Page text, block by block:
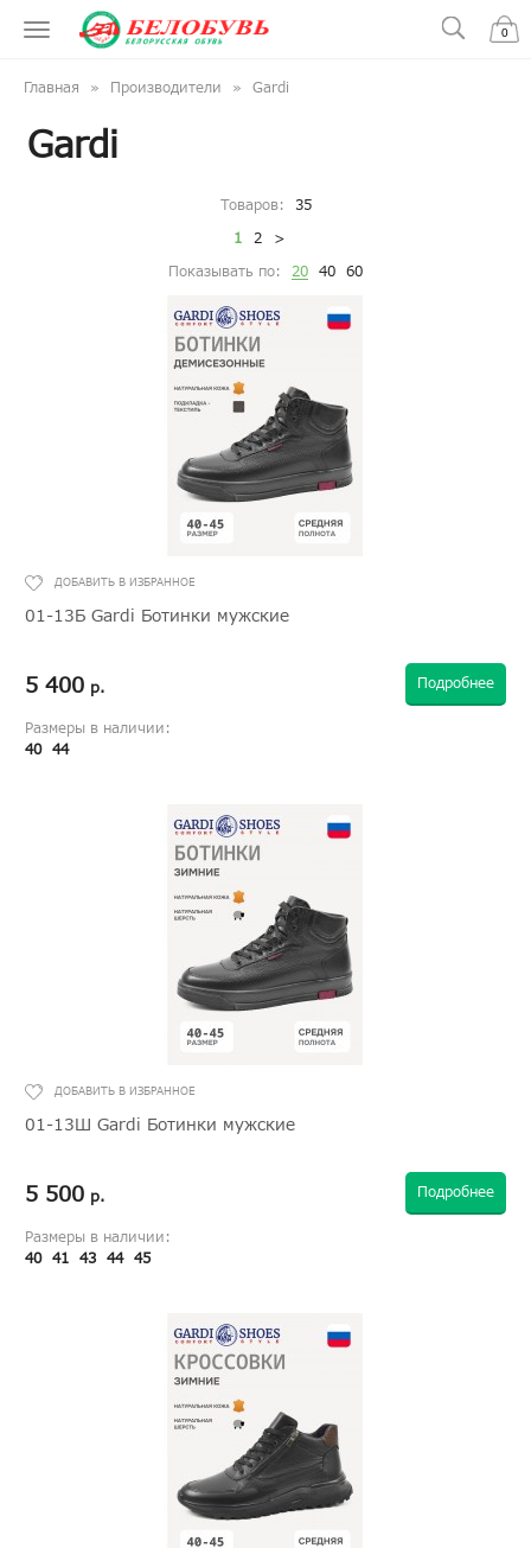
0
Главная Производители Gardi
Gardi
Товаров: 35
1 2
>
Показывать по:
20 40 60
01-13Б Gardi Ботинки мужские
5 400 р. Подробнее
Размеры в наличии:
40 44
01-13Ш Gardi Ботинки мужские
5 500 р. Подробнее
Размеры в наличии:
40 41 43 44 45